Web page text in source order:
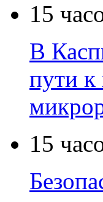
15
В
пути
15